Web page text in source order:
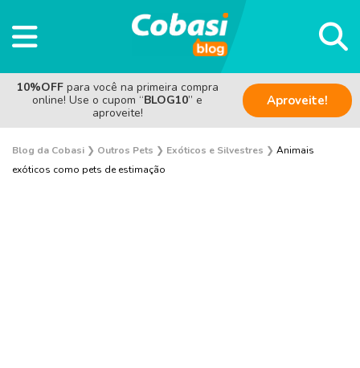
10%OFF para você na primeira compra
online! Use o cupom “BLOG10” e
aproveite!
Aproveite!
Blog da Cobasi ❯ Outros Pets ❯ Exóticos e Silvestres ❯ Animais
exóticos como pets de estimação